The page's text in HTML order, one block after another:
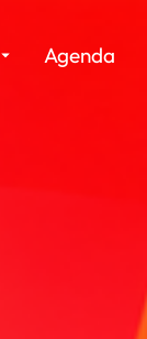
Agenda